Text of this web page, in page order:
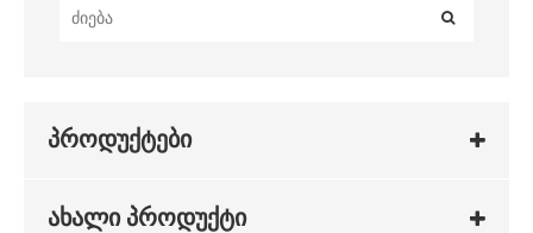
პროდუქტები
ახალი პროდუქტი